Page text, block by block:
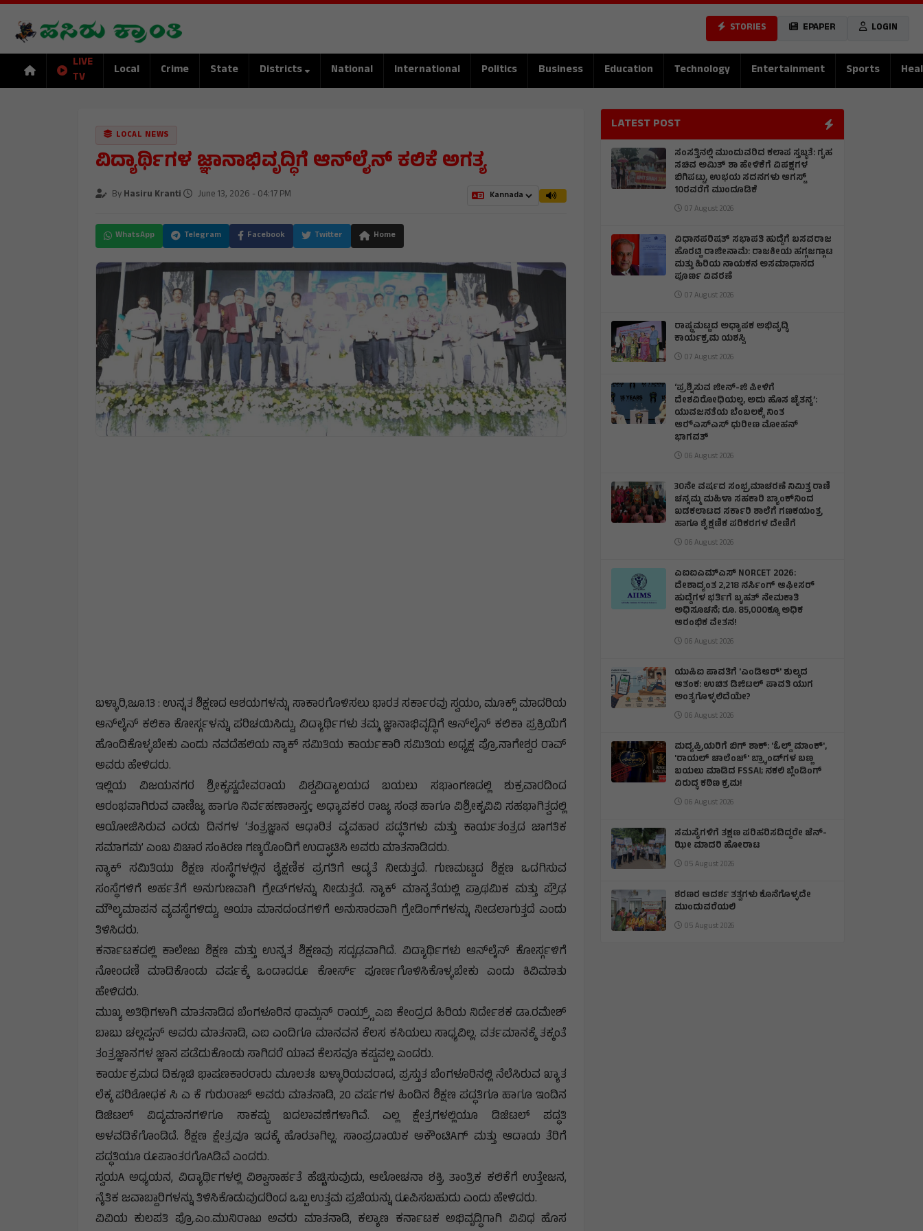
STORIES EPAPER LOGIN
LIVE
TV
Local Crime State Districts National International Politics Business Education Technology Entertainment Sports
LOCAL NEWS
ವಿದ್ಯಾರ್ಥಿಗಳ ಜ್ಞಾನಾಭಿವೃದ್ಧಿಗೆ ಆನ್‌ಲೈನ್ ಕಲಿಕೆ ಅಗತ್ಯ
ByHasiru Kranti June 13, 2026 - 04:17 PM
WhatsApp Telegram Facebook Twitter Home
ಬಳ್ಳಾರಿ,ಜೂ.13 : ಉನ್ನತ ಶಿಕ್ಷಣದ ಆಶಯಗಳನ್ನು ಸಾಕಾರಗೊಳಿಸಲು ಭಾರತ ಸರ್ಕಾರವು ಸ್ವಯಂ, ಮೂಕ್ಸ್ ಮಾದರಿಯ
ಆನ್‌ಲೈನ್ ಕಲಿಕಾ ಕೋರ್ಸ್ಗಳನ್ನು ಪರಿಚಯಿಸಿದ್ದು, ವಿದ್ಯಾರ್ಥಿಗಳು ತಮ್ಮ ಜ್ಞಾನಾಭಿವೃದ್ಧಿಗೆ ಆನ್‌ಲೈನ್ ಕಲಿಕಾ ಪ್ರಕ್ರಿಯೆಗೆ
ಹೊಂದಿಕೊಳ್ಳಬೇಕು ಎಂದು ನವದೆಹಲಿಯ ನ್ಯಾಕ್ ಸಮಿತಿಯ ಕಾರ್ಯಕಾರಿ ಸಮಿತಿಯ ಅಧ್ಯಕ್ಷ ಪ್ರೊ.ನಾಗೇಶ್ವರ ರಾವ್
ಅವರು ಹೇಳಿದರು.
ಇಲ್ಲಿಯ ವಿಜಯನಗರ ಶ್ರೀಕೃಷ್ಣದೇವರಾಯ ವಿಶ್ವವಿದ್ಯಾಲಯದ ಬಯಲು ಸಭಾಂಗಣದಲ್ಲಿ ಶುಕ್ರವಾರದಿಂದ
ಆರಂಭವಾಗಿರುವ ವಾಣಿಜ್ಯ ಹಾಗೂ ನಿರ್ವಹಣಾಶಾಸ್ತç ಅಧ್ಯಾಪಕರ ರಾಜ್ಯ ಸಂಘ ಹಾಗೂ ವಿಶ್ರೀಕೃವಿವಿ ಸಹಭಾಗಿತ್ವದಲ್ಲಿ
ಆಯೋಜಿಸಿರುವ ಎರಡು ದಿನಗಳ ‘ತಂತ್ರಜ್ಞಾನ ಆಧಾರಿತ ವ್ಯವಹಾರ ಪದ್ಧತಿಗಳು ಮತ್ತು ಕಾರ್ಯತಂತ್ರದ ಜಾಗತಿಕ
ಸಮಾಗಮ’ ಎಂಬ ವಿಚಾರ ಸಂಕಿರಣ ಗಣ್ಯರೊಂದಿಗೆ ಉದ್ಘಾಟಿಸಿ ಅವರು ಮಾತನಾಡಿದರು.
ನ್ಯಾಕ್ ಸಮಿತಿಯು ಶಿಕ್ಷಣ ಸಂಸ್ಥೆಗಳಲ್ಲಿನ ಶೈಕ್ಷಣಿಕ ಪ್ರಗತಿಗೆ ಆದ್ಯತೆ ನೀಡುತ್ತದೆ. ಗುಣಮಟ್ಟದ ಶಿಕ್ಷಣ ಒದಗಿಸುವ
ಸಂಸ್ಥೆಗಳಿಗೆ ಅರ್ಹತೆಗೆ ಅನುಗುಣವಾಗಿ ಗ್ರೇಡ್‌ಗಳನ್ನು ನೀಡುತ್ತದೆ. ನ್ಯಾಕ್ ಮಾನ್ಯತೆಯಲ್ಲಿ ಪ್ರಾಥಮಿಕ ಮತ್ತು ಪ್ರೌಢ
ಮೌಲ್ಯಮಾಪನ ವ್ಯವಸ್ಥೆಗಳಿದ್ದು, ಆಯಾ ಮಾನದಂಡಗಳಿಗೆ ಅನುಸಾರವಾಗಿ ಗ್ರೇಡಿಂಗ್‌ಗಳನ್ನು ನೀಡಲಾಗುತ್ತದೆ ಎಂದು
ತಿಳಿಸಿದರು.
ಕರ್ನಾಟಕದಲ್ಲಿ ಕಾಲೇಜು ಶಿಕ್ಷಣ ಮತ್ತು ಉನ್ನತ ಶಿಕ್ಷಣವು ಸದೃಢವಾಗಿದೆ. ವಿದ್ಯಾರ್ಥಿಗಳು ಆನ್‌ಲೈನ್ ಕೋರ್ಸ್ಗಳಿಗೆ
ನೋಂದಣಿ ಮಾಡಿಕೊಂಡು ವರ್ಷಕ್ಕೆ ಒಂದಾದರೂ ಕೋರ್ಸ್ ಪೂರ್ಣಗೊಳಿಸಿಕೊಳ್ಳಬೇಕು ಎಂದು ಕಿವಿಮಾತು
ಹೇಳಿದರು.
ಮುಖ್ಯ ಅತಿಥಿಗಳಾಗಿ ಮಾತನಾಡಿದ ಬೆಂಗಳೂರಿನ ಥಾಮ್ಸನ್ ರಾಯ್ರ‍್ಸ್ ಎಐ ಕೇಂದ್ರದ ಹಿರಿಯ ನಿರ್ದೇಶಕ ಡಾ.ರಮೇಶ್
ಬಾಬು ಚಲ್ಲಪ್ಪನ್ ಅವರು ಮಾತನಾಡಿ, ಎಐ ಎಂದಿಗೂ ಮಾನವನ ಕೆಲಸ ಕಸಿಯಲು ಸಾಧ್ಯವಿಲ್ಲ. ವರ್ತಮಾನಕ್ಕೆ ತಕ್ಕಂತೆ
ತಂತ್ರಜ್ಞಾನಗಳ ಜ್ಞಾನ ಪಡೆದುಕೊಂಡು ಸಾಗಿದರೆ ಯಾವ ಕೆಲಸವೂ ಕಷ್ಟವಲ್ಲ ಎಂದರು.
ಕಾರ್ಯಕ್ರಮದ ದಿಕ್ಸೂಚಿ ಭಾಷಣಕಾರರಾರು ಮೂಲತಃ ಬಳ್ಳಾರಿಯವರಾದ, ಪ್ರಸ್ತುತ ಬೆಂಗಳೂರಿನಲ್ಲಿ ನೆಲೆಸಿರುವ ಖ್ಯಾತ
ಲೆಕ್ಕ ಪರಿಶೋಧಕ ಸಿ ಎ ಕೆ ಗುರುರಾಜ್ ಅವರು ಮಾತನಾಡಿ, 20 ವರ್ಷಗಳ ಹಿಂದಿನ ಶಿಕ್ಷಣ ಪದ್ಧತಿಗೂ ಹಾಗೂ ಇಂದಿನ
ಡಿಜಿಟಲ್ ವಿದ್ಯಮಾನಗಳಿಗೂ ಸಾಕಷ್ಟು ಬದಲಾವಣೆಗಳಾಗಿವೆ. ಎಲ್ಲ ಕ್ಷೇತ್ರಗಳಲ್ಲಿಯೂ ಡಿಜಿಟಲ್ ಪದ್ಧತಿ
ಅಳವಡಿಕೆಗೊಂಡಿದೆ. ಶಿಕ್ಷಣ ಕ್ಷೇತ್ರವೂ ಇದಕ್ಕೆ ಹೊರತಾಗಿಲ್ಲ. ಸಾಂಪ್ರದಾಯಿಕ ಅಕೌಂಟಿAಗ್ ಮತ್ತು ಆದಾಯ ತೆರಿಗೆ
ಪದ್ಧತಿಯೂ ರೂಪಾಂತರಗೊAಡಿವೆ ಎಂದರು.
ಸ್ವಯA ಅಧ್ಯಯನ, ವಿದ್ಯಾರ್ಥಿಗಳಲ್ಲಿ ವಿಶ್ವಾಸಾರ್ಹತೆ ಹೆಚ್ಚಿಸುವುದು, ಆಲೋಚನಾ ಶಕ್ತಿ, ತಾಂತ್ರಿಕ ಕಲಿಕೆಗೆ ಉತ್ತೇಜನ,
ನೈತಿಕ ಜವಾಬ್ದಾರಿಗಳನ್ನು ತಿಳಿಸಿಕೊಡುವುದರಿಂದ ಒಬ್ಬ ಉತ್ತಮ ಪ್ರಜೆಯನ್ನು ರೂಪಿಸಬಹುದು ಎಂದು ಹೇಳಿದರು.
ವಿವಿಯ ಕುಲಪತಿ ಪ್ರೊ.ಎಂ.ಮುನಿರಾಜು ಅವರು ಮಾತನಾಡಿ, ಕಲ್ಯಾಣ ಕರ್ನಾಟಕ ಅಭಿವೃದ್ಧಿಗಾಗಿ ವಿವಿಧ ಹೊಸ
LATEST POST
ಸಂಸತ್ತಿನಲ್ಲಿ ಮುಂದುವರಿದ ಕಲಾಪ ಸ್ತಬ್ಧತೆ: ಗೃಹ
ಸಚಿವ ಅಮಿತ್ ಶಾ ಹೇಳಿಕೆಗೆ ವಿಪಕ್ಷಗಳ
ಬಿಗಿಪಟ್ಟು, ಉಭಯ ಸದನಗಳು ಆಗಸ್ಟ್
10ರವರೆಗೆ ಮುಂದೂಡಿಕೆ
07 August 2026
ವಿಧಾನಪರಿಷತ್ ಸಭಾಪತಿ ಹುದ್ದೆಗೆ ಬಸವರಾಜ
ಹೊರಟ್ಟಿ ರಾಜೀನಾಮೆ: ರಾಜಕೀಯ ಹಗ್ಗಜಗ್ಗಾಟ
ಮತ್ತು ಹಿರಿಯ ನಾಯಕನ ಅಸಮಾಧಾನದ
ಪೂರ್ಣ ವಿವರಣೆ
07 August 2026
ರಾಷ್ಟ್ರಮಟ್ಟದ ಅಧ್ಯಾಪಕ ಅಭಿವೃದ್ಧಿ
ಕಾರ್ಯಕ್ರಮ ಯಶಸ್ವಿ
07 August 2026
‘ಪ್ರಶ್ನಿಸುವ ಜೀನ್‌-ಜಿ ಪೀಳಿಗೆ
ದೇಶವಿರೋಧಿಯಲ್ಲ, ಅದು ಹೊಸ ಚೈತನ್ಯ’:
ಯುವಜನತೆಯ ಬೆಂಬಲಕ್ಕೆ ನಿಂತ
ಆರ್‍ಎಸ್‌ಎಸ್ ಧುರೀಣ ಮೋಹನ್
ಭಾಗವತ್
06 August 2026
30ನೇ ವರ್ಷದ ಸಂಭ್ರಮಾಚರಣೆ ನಿಮಿತ್ತ ರಾಣಿ
ಚನ್ನಮ್ಮ ಮಹಿಳಾ ಸಹಕಾರಿ ಬ್ಯಾಂಕ್‌ನಿಂದ
ಖಡಕಲಾಟದ ಸರ್ಕಾರಿ ಶಾಲೆಗೆ ಗಣಕಯಂತ್ರ
ಹಾಗೂ ಶೈಕ್ಷಣಿಕ ಪರಿಕರಗಳ ದೇಣಿಗೆ
06 August 2026
ಎಐಐಎಮ್‌ಎಸ್ NORCET 2026:
ದೇಶಾದ್ಯಂತ 2,218 ನರ್ಸಿಂಗ್ ಆಫೀಸರ್
ಹುದ್ದೆಗಳ ಭರ್ತಿಗೆ ಬೃಹತ್ ನೇಮಕಾತಿ
ಅಧಿಸೂಚನೆ; ರೂ. 85,000ಕ್ಕೂ ಅಧಿಕ
ಆರಂಭಿಕ ವೇತನ!
06 August 2026
ಯುಪಿಐ ಪಾವತಿಗೆ 'ಎಂಡಿಆರ್' ಶುಲ್ಕದ
ಆತಂಕ: ಉಚಿತ ಡಿಜಿಟಲ್ ಪಾವತಿ ಯುಗ
ಅಂತ್ಯಗೊಳ್ಳಲಿದೆಯೇ?
06 August 2026
ಮದ್ಯಪ್ರಿಯರಿಗೆ ಬಿಗ್ ಶಾಕ್: 'ಓಲ್ಡ್ ಮಾಂಕ್',
'ರಾಯಲ್ ಚಾಲೆಂಜ್' ಬ್ರ್ಯಾಂಡ್‌ಗಳ ಬಣ್ಣ
ಬಯಲು ಮಾಡಿದ FSSAI; ನಕಲಿ ಬ್ಲೆಂಡಿಂಗ್
ವಿರುದ್ಧ ಕಠಿಣ ಕ್ರಮ!
06 August 2026
ಸಮಸ್ಯೆಗಳಿಗೆ ತಕ್ಷಣ ಪರಿಹರಿಸದಿದ್ದರೇ ಜೆನ್‌-
ಝೀ ಮಾದರಿ ಹೋರಾಟ
05 August 2026
ಶರಣರ ಆದರ್ಶ ತತ್ವಗಳು ಕೊನೆಗೊಳ್ಳದೇ
ಮುಂದುವರೆಯಲಿ
05 August 2026